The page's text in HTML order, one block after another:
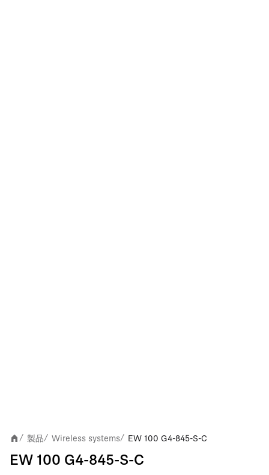
/ 製品/ Wireless systems/ EW 100 G4-845-S-C
EW 100 G4-845-S-C